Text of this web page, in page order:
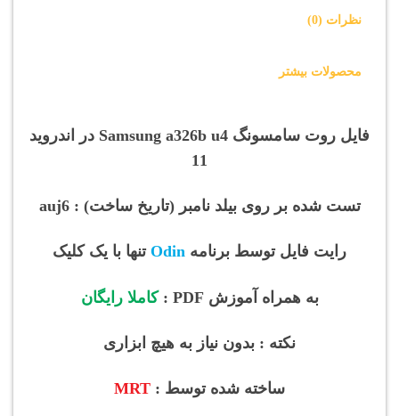
نظرات (0)
محصولات بیشتر
فایل روت سامسونگ Samsung a326b
u4 در اندروید
11
تست شده بر روی بیلد نامبر (تاریخ ساخت) : auj6
رایت فایل توسط برنامه Odin تنها با یک کلیک
به همراه آموزش PDF : کاملا رایگان
نکته : بدون نیاز به هیچ ابزاری
ساخته شده توسط : MRT